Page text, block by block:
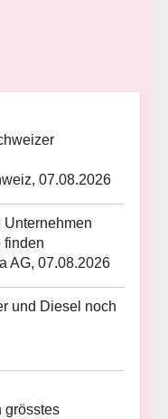
07.08.2026
finden
AG, 07.08.2026
und Diesel noch
grösstes